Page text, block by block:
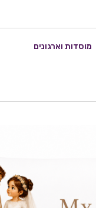
מוסדות וארגונים